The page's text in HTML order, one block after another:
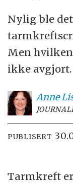
Nylig ble
Men
ikke avgjort.
Anne
PUBLISERT
Tarmkreft